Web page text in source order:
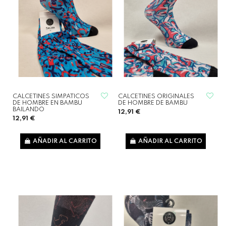
CALCETINES SIMPATICOS
DE HOMBRE EN BAMBU
BAILANDO
12,91 €
AÑADIR AL CARRITO
CALCETINES ORIGINALES
DE HOMBRE DE BAMBU
12,91 €
AÑADIR AL CARRITO